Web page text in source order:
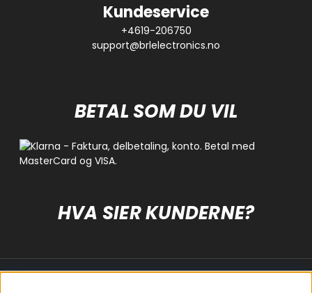
Kundeservice
+4619-206750
support@brlelectronics.no
BETAL SOM DU VIL
HVA SIER KUNDERNE?